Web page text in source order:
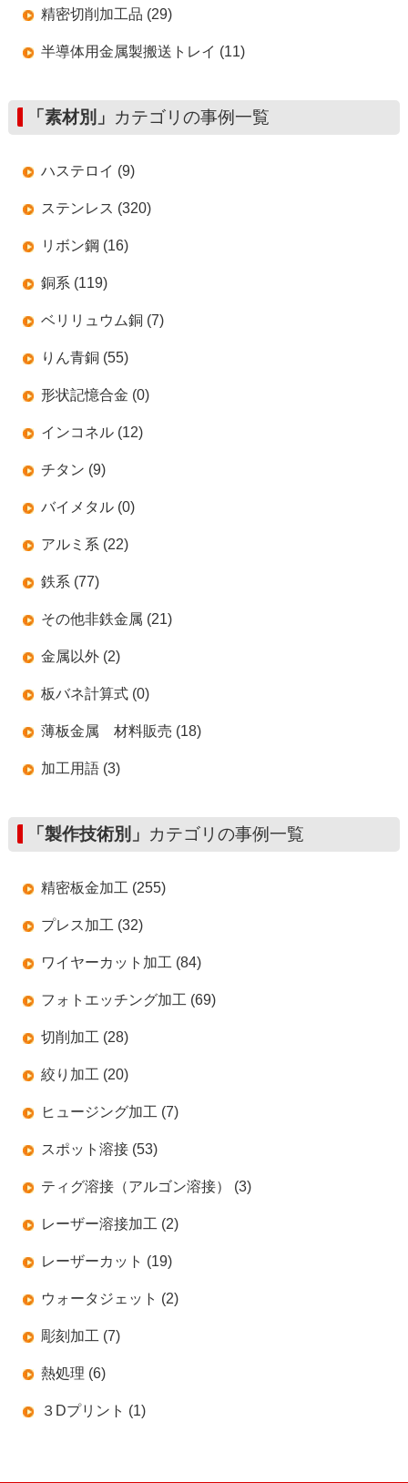
精密切削加工品 (29)
半導体用金属製搬送トレイ (11)
「素材別」 カテゴリの事例一覧
ハステロイ (9)
ステンレス (320)
リボン鋼 (16)
銅系 (119)
ベリリュウム銅 (7)
りん青銅 (55)
形状記憶合金 (0)
インコネル (12)
チタン (9)
バイメタル (0)
アルミ系 (22)
鉄系 (77)
その他非鉄金属 (21)
金属以外 (2)
板バネ計算式 (0)
薄板金属 材料販売 (18)
加工用語 (3)
「製作技術別」 カテゴリの事例一覧
精密板金加工 (255)
プレス加工 (32)
ワイヤーカット加工 (84)
フォトエッチング加工 (69)
切削加工 (28)
絞り加工 (20)
ヒュージング加工 (7)
スポット溶接 (53)
ティグ溶接（アルゴン溶接） (3)
レーザー溶接加工 (2)
レーザーカット (19)
ウォータジェット (2)
彫刻加工 (7)
熱処理 (6)
３Dプリント (1)